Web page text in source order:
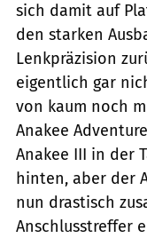
sich damit auf
den starken
Lenkpräzision
eigentlich gar
von kaum noch
Anakee
Anakee III in der
hinten, aber der
nun drastisch
Anschlusstreffer